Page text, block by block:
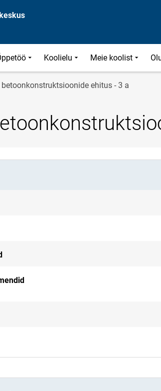
Koolielu Meie koolist
betoonkonstruktsioonide ehitus - 3 a